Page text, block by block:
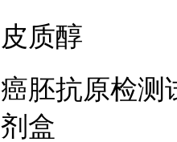
皮质醇
癌胚抗原检测
剂盒